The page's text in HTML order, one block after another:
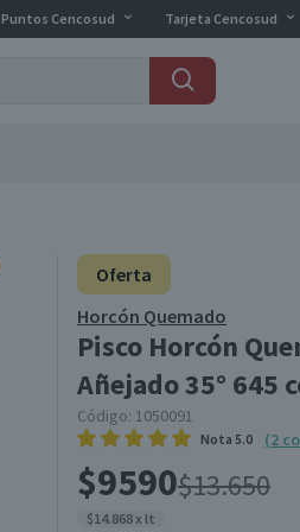
Puntos Cencosud Tarjeta Cencosud
Oferta
Horcón Quemado
Pisco Horcón
Añejado 35° 645
Código: 1050091
Nota 5.0 (2
$9590$13.650
$14.868 x lt